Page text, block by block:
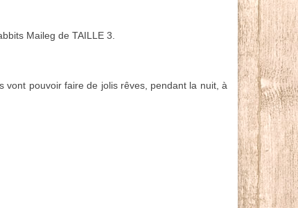
Maileg de TAILLE 3.
vont pouvoir faire de jolis rêves, pendant la nuit, à